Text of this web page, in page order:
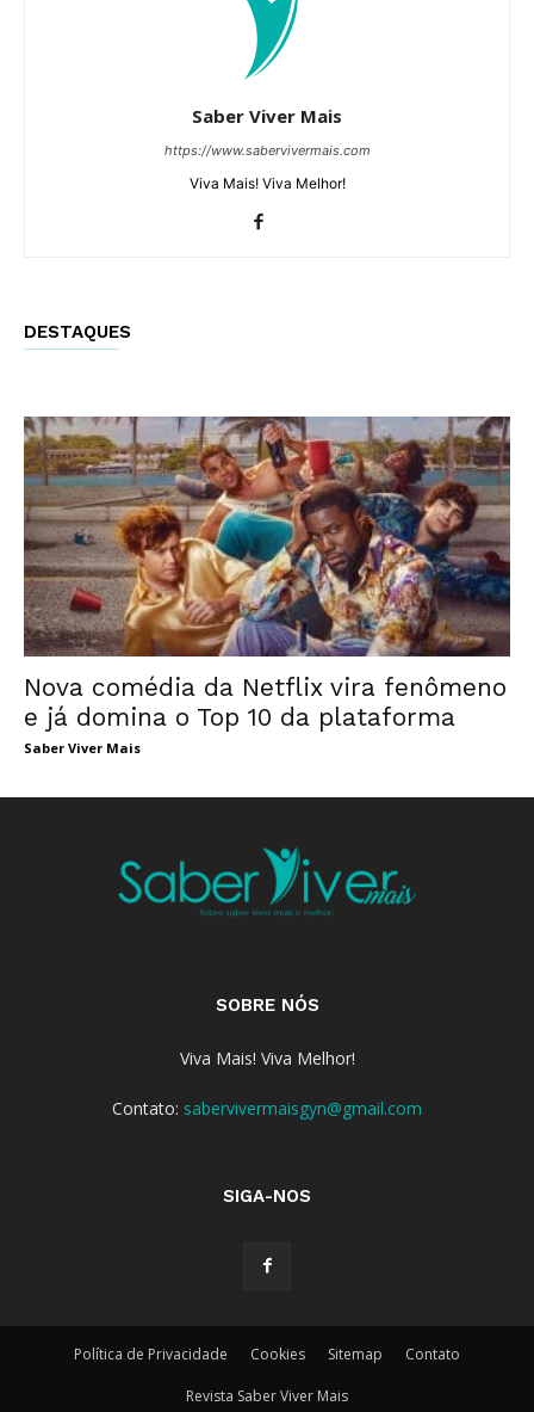
Saber Viver Mais
https://www.sabervivermais.com
Viva Mais! Viva Melhor!
DESTAQUES
Nova comédia da Netflix vira fenômeno
e já domina o Top 10 da plataforma
Saber Viver Mais
SOBRE NÓS
Viva Mais! Viva Melhor!
Contato: sabervivermaisgyn@gmail.com
SIGA-NOS
Política de Privacidade Cookies Sitemap Contato
Revista Saber Viver Mais